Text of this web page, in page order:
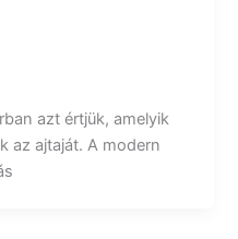
azt értjük, amelyik
az ajtaját. A modern